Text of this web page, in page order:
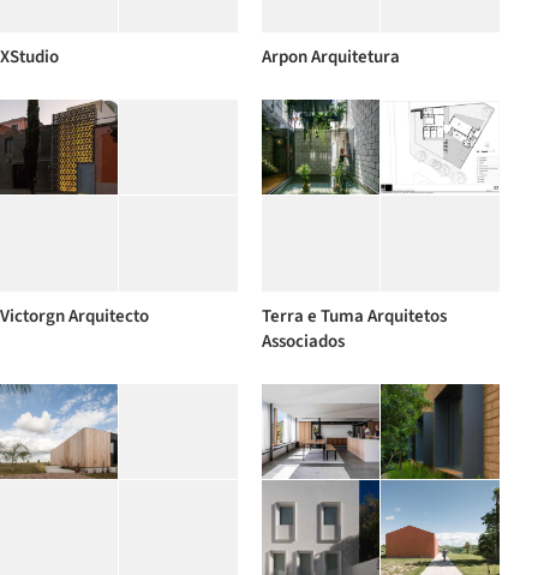
XStudio Arpon Arquitetura
Victorgn Arquitecto
Terra e Tuma Arquitetos
Associados